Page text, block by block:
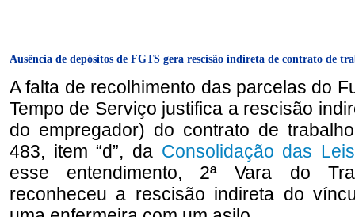
Ausência de depósitos de FGTS gera rescisão indireta de contrato de